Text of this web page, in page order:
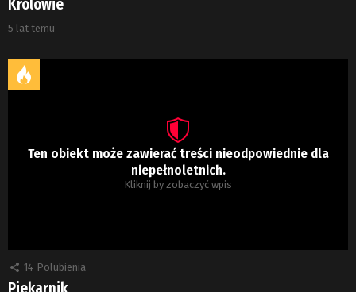
Królowie
5 lat temu
Ten obiekt może zawierać treści nieodpowiednie dla
niepełnoletnich.
Kliknij by zobaczyć wpis
14 Polubienia
Piekarnik